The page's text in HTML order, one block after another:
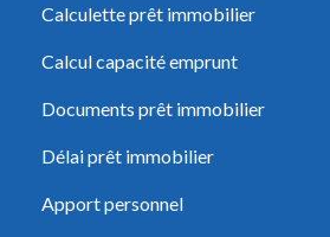
Calculette prêt immobilier
Calcul capacité emprunt
Documents prêt immobilier
Délai prêt immobilier
Apport personnel